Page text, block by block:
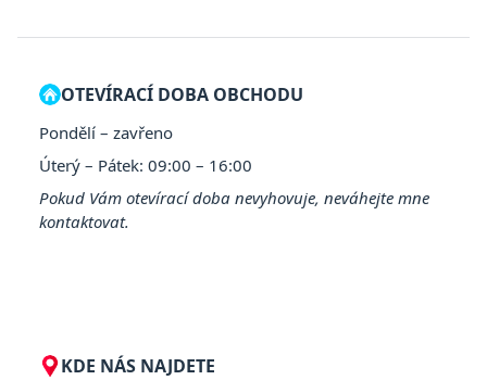
OTEVÍRACÍ DOBA OBCHODU
Pondělí – zavřeno
Úterý – Pátek: 09:00 – 16:00
Pokud Vám otevírací doba nevyhovuje, neváhejte mne
kontaktovat.
KDE NÁS NAJDETE